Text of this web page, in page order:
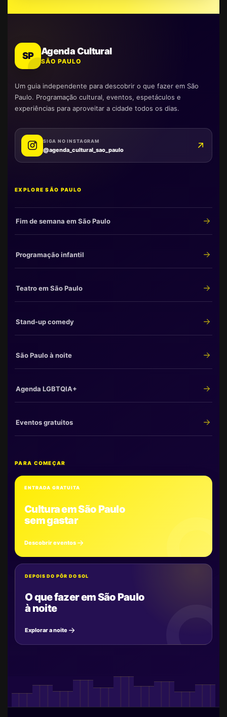
SP Agenda Cultural
SÃO PAULO
Um guia independente para descobrir o que fazer em São
Paulo. Programação cultural, eventos, espetáculos e
experiências para aproveitar a cidade todos os dias.
SIGA NO INSTAGRAM
@agenda_cultural_sao_paulo
EXPLORE SÃO PAULO
Fim de semana em São Paulo
Programação infantil
Teatro em São Paulo
Stand-up comedy
São Paulo à noite
Agenda LGBTQIA+
Eventos gratuitos
PARA COMEÇAR
ENTRADA GRATUITA
Cultura em São Paulo
sem gastar
Descobrir eventos
DEPOIS DO PÔR DO SOL
O que fazer em São Paulo
à noite
Explorar a noite